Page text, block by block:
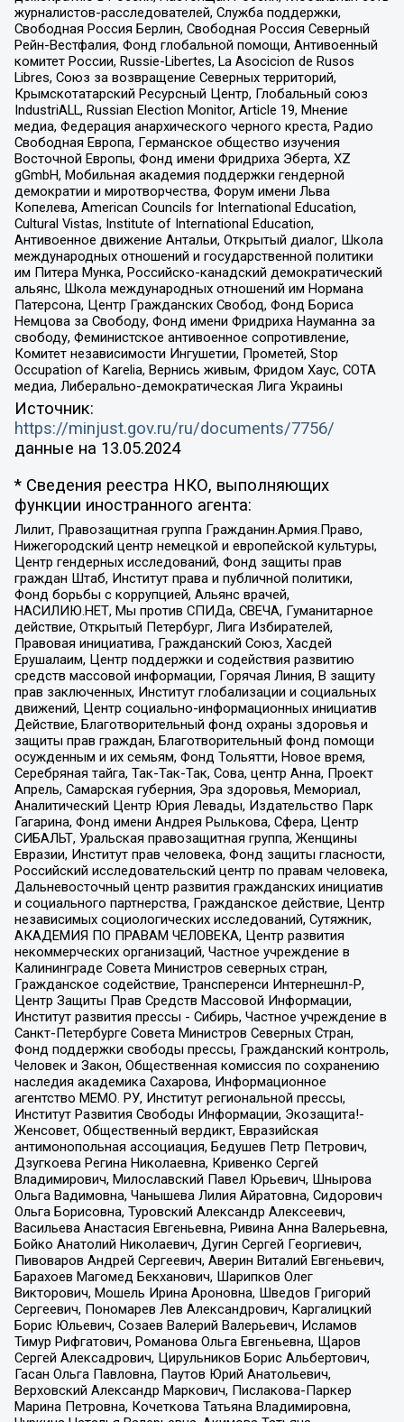
журналистов-расследователей, Служба поддержки,
Свободная Россия Берлин, Свободная Россия Северный
Рейн-Вестфалия, Фонд глобальной помощи, Антивоенный
комитет России, Russie-Libertes, La Asocicion de Rusos
Libres, Союз за возвращение Северных территорий,
Крымскотатарский Ресурсный Центр, Глобальный союз
IndustriALL, Russian Election Monitor, Article 19, Мнение
медиа, Федерация анархического черного креста, Радио
Свободная Европа, Германское общество изучения
Восточной Европы, Фонд имени Фридриха Эберта, XZ
gGmbH, Мобильная академия поддержки гендерной
демократии и миротворчества, Форум имени Льва
Копелева, American Councils for International Education,
Cultural Vistas, Institute of International Education,
Антивоенное движение Антальи, Открытый диалог, Школа
международных отношений и государственной политики
им Питера Мунка, Российско-канадский демократический
альянс, Школа международных отношений им Нормана
Патерсона, Центр Гражданских Свобод, Фонд Бориса
Немцова за Свободу, Фонд имени Фридриха Науманна за
свободу, Феминистское антивоенное сопротивление,
Комитет независимости Ингушетии, Прометей, Stop
Occupation of Karelia, Вернись живым, Фридом Хаус, СОТА
медиа, Либерально-демократическая Лига Украины
Источник:
https://minjust.gov.ru/ru/documents/7756/
данные на 13.05.2024
* Сведения реестра НКО, выполняющих
функции иностранного агента:
Лилит, Правозащитная группа Гражданин.Армия.Право,
Нижегородский центр немецкой и европейской культуры,
Центр гендерных исследований, Фонд защиты прав
граждан Штаб, Институт права и публичной политики,
Фонд борьбы с коррупцией, Альянс врачей,
НАСИЛИЮ.НЕТ, Мы против СПИДа, СВЕЧА, Гуманитарное
действие, Открытый Петербург, Лига Избирателей,
Правовая инициатива, Гражданский Союз, Хасдей
Ерушалаим, Центр поддержки и содействия развитию
средств массовой информации, Горячая Линия, В защиту
прав заключенных, Институт глобализации и социальных
движений, Центр социально-информационных инициатив
Действие, Благотворительный фонд охраны здоровья и
защиты прав граждан, Благотворительный фонд помощи
осужденным и их семьям, Фонд Тольятти, Новое время,
Серебряная тайга, Так-Так-Так, Сова, центр Анна, Проект
Апрель, Самарская губерния, Эра здоровья, Мемориал,
Аналитический Центр Юрия Левады, Издательство Парк
Гагарина, Фонд имени Андрея Рылькова, Сфера, Центр
СИБАЛЬТ, Уральская правозащитная группа, Женщины
Евразии, Институт прав человека, Фонд защиты гласности,
Российский исследовательский центр по правам человека,
Дальневосточный центр развития гражданских инициатив
и социального партнерства, Гражданское действие, Центр
независимых социологических исследований, Сутяжник,
АКАДЕМИЯ ПО ПРАВАМ ЧЕЛОВЕКА, Центр развития
некоммерческих организаций, Частное учреждение в
Калининграде Совета Министров северных стран,
Гражданское содействие, Трансперенси Интернешнл-Р,
Центр Защиты Прав Средств Массовой Информации,
Институт развития прессы - Сибирь, Частное учреждение в
Санкт-Петербурге Совета Министров Северных Стран,
Фонд поддержки свободы прессы, Гражданский контроль,
Человек и Закон, Общественная комиссия по сохранению
наследия академика Сахарова, Информационное
агентство МЕМО. РУ, Институт региональной прессы,
Институт Развития Свободы Информации, Экозащита!-
Женсовет, Общественный вердикт, Евразийская
антимонопольная ассоциация, Бедушев Петр Петрович,
Дзугкоева Регина Николаевна, Кривенко Сергей
Владимирович, Милославский Павел Юрьевич, Шнырова
Ольга Вадимовна, Чанышева Лилия Айратовна, Сидорович
Ольга Борисовна, Туровский Александр Алексеевич,
Васильева Анастасия Евгеньевна, Ривина Анна Валерьевна,
Бойко Анатолий Николаевич, Дугин Сергей Георгиевич,
Пивоваров Андрей Сергеевич, Аверин Виталий Евгеньевич,
Барахоев Магомед Бекханович, Шарипков Олег
Викторович, Мошель Ирина Ароновна, Шведов Григорий
Сергеевич, Пономарев Лев Александрович, Каргалицкий
Борис Юльевич, Созаев Валерий Валерьевич, Исламов
Тимур Рифгатович, Романова Ольга Евгеньевна, Щаров
Сергей Алексадрович, Цирульников Борис Альбертович,
Гасан Ольга Павловна, Паутов Юрий Анатольевич,
Верховский Александр Маркович, Пислакова-Паркер
Марина Петровна, Кочеткова Татьяна Владимировна,